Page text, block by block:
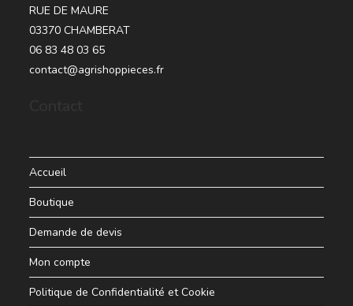
RUE DE MAURE
03370 CHAMBERAT
06 83 48 03 65
contact@agrishoppieces.fr
Accueil
Boutique
Demande de devis
Mon compte
Politique de Confidentialité et Cookie